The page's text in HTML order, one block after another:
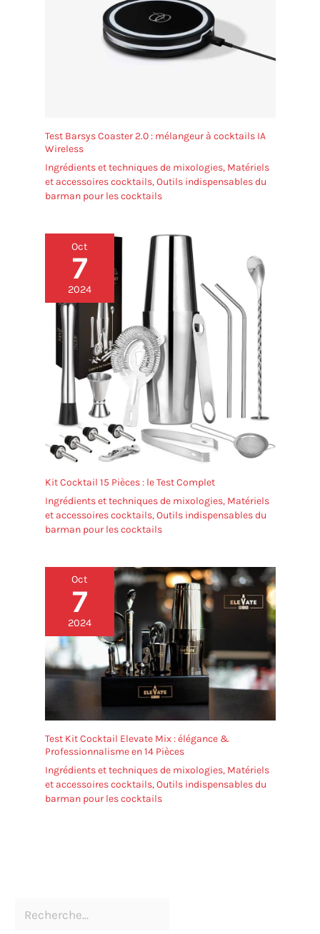
Test Barsys Coaster 2.0 : mélangeur à cocktails IA
Wireless
Ingrédients et techniques de mixologies, Matériels
et accessoires cocktails,Outils indispensables du
barman pour les cocktails
Oct
7
2024
Kit Cocktail 15 Pièces : le Test Complet
Ingrédients et techniques de mixologies, Matériels
et accessoires cocktails,Outils indispensables du
barman pour les cocktails
Oct
7
2024
Test Kit Cocktail Elevate Mix : élégance &
Professionnalisme en 14 Pièces
Ingrédients et techniques de mixologies, Matériels
et accessoires cocktails,Outils indispensables du
barman pour les cocktails